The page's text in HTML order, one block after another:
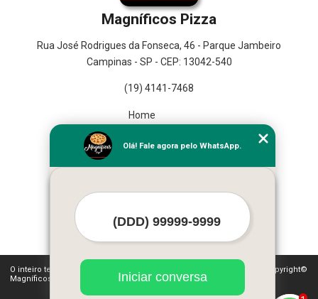
Magníficos Pizza
Rua José Rodrigues da Fonseca, 46 - Parque Jambeiro
Campinas - SP - CEP: 13042-540
(19) 4141-7468
Home
Missão
O inteiro teor deste site está sujeito à proteção de direitos autorais. Copyright©
Magníficos Pizza (Lei 9610 de 19/02/1998)
Olá! Fale agora pelo WhatsApp.
Iniciar conversa